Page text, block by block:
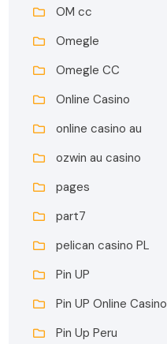
OM cc
Omegle
Omegle CC
Online Casino
online casino au
ozwin au casino
pages
part7
pelican casino PL
Pin UP
Pin UP Online Casino
Pin Up Peru